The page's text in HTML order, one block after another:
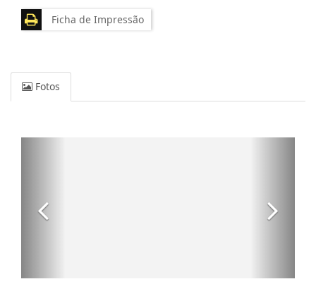
Ficha de Impressão
Fotos